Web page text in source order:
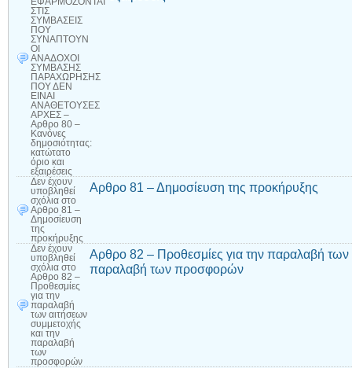
ΣΤΙΣ
ΣΥΜΒΑΣΕΙΣ
ΠΟΥ
ΣΥΝΑΠΤΟΥΝ
ΟΙ
ΑΝΑΔΟΧΟΙ
ΣΥΜΒΑΣΗΣ
ΠΑΡΑΧΩΡΗΣΗΣ
ΠΟΥ ΔΕΝ
ΕΙΝΑΙ
ΑΝΑΘΕΤΟΥΣΕΣ
ΑΡΧΕΣ –
Αρθρο 80 –
Κανόνες
δημοσιότητας:
κατώτατο
όριο και
εξαιρέσεις
Δεν έχουν
υποβληθεί
σχόλια στο
Αρθρο 81 –
Δημοσίευση
της
προκήρυξης
Αρθρο 81 – Δημοσίευση της προκήρυξης
Δεν έχουν
υποβληθεί
σχόλια στο
Αρθρο 82 –
Προθεσμίες
για την
παραλαβή
των αιτήσεων
συμμετοχής
και την
παραλαβή
των
προσφορών
Αρθρο 82 – Προθεσμίες για την παραλαβή των
παραλαβή των προσφορών